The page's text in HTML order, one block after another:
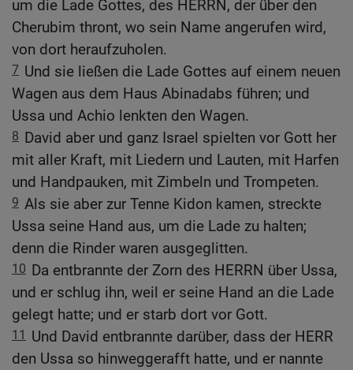
um die Lade Gottes, des HERRN, der über den
Cherubim thront, wo sein Name angerufen wird,
von dort heraufzuholen.
7 Und sie ließen die Lade Gottes auf einem neuen
Wagen aus dem Haus Abinadabs führen; und
Ussa und Achio lenkten den Wagen.
8 David aber und ganz Israel spielten vor Gott her
mit aller Kraft, mit Liedern und Lauten, mit Harfen
und Handpauken, mit Zimbeln und Trompeten.
9 Als sie aber zur Tenne Kidon kamen, streckte
Ussa seine Hand aus, um die Lade zu halten;
denn die Rinder waren ausgeglitten.
10 Da entbrannte der Zorn des HERRN über Ussa,
und er schlug ihn, weil er seine Hand an die Lade
gelegt hatte; und er starb dort vor Gott.
11
Und David entbrannte darüber, dass der HERR
den Ussa so hinweggerafft hatte, und er nannte